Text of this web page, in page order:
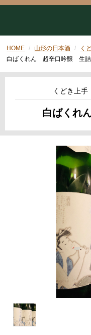
HOME 山形の日本酒
く
白ばくれん 超辛口吟醸 生詰
くどき上手
白ばくれ